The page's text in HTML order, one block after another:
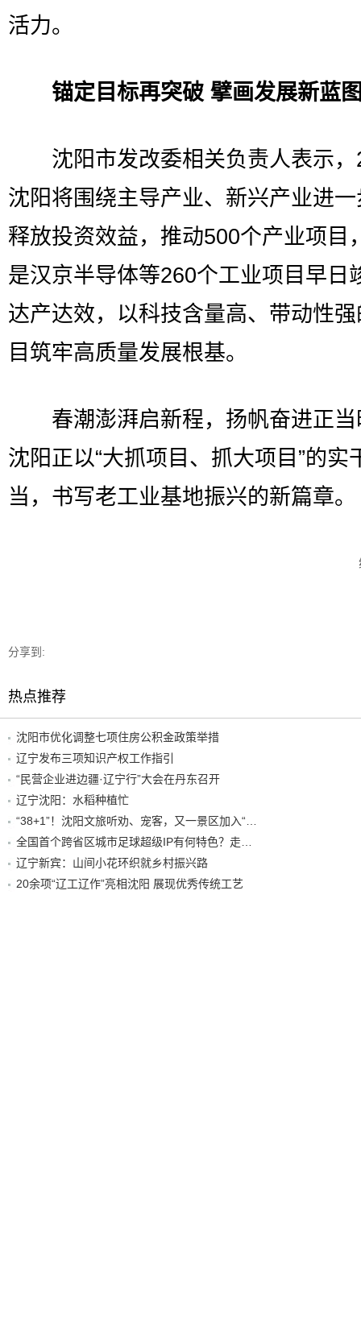
活力。
锚定目标再突破 擘画发展新蓝
沈阳市发改委相关负责人表示，
沈阳将围绕主导产业、新兴产业进
释放投资效益，推动500个产业项目
是汉京半导体等260个工业项目早日
达产达效，以科技含量高、带动性
目筑牢高质量发展根基。
春潮澎湃启新程，扬帆奋进正当
沈阳正以“大抓项目、抓大项目”的实
当，书写老工业基地振兴的新篇章。
分享到:
热点推荐
沈阳市优化调整七项住房公积金政策举措
辽宁发布三项知识产权工作指引
“民营企业进边疆·辽宁行”大会在丹东召开
辽宁沈阳：水稻种植忙
辽宁新宾：山间小花环织就乡村振兴路
20余项“辽工辽作”亮相沈阳 展现优秀传统工艺